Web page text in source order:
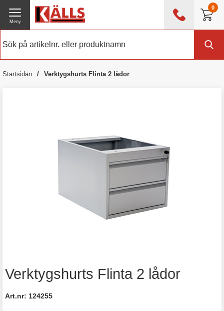
0
0476 - 214 80
Meny
Startsidan Verktygshurts Flinta 2 lådor
Verktygshurts Flinta 2 lådor
Art.nr: 124255